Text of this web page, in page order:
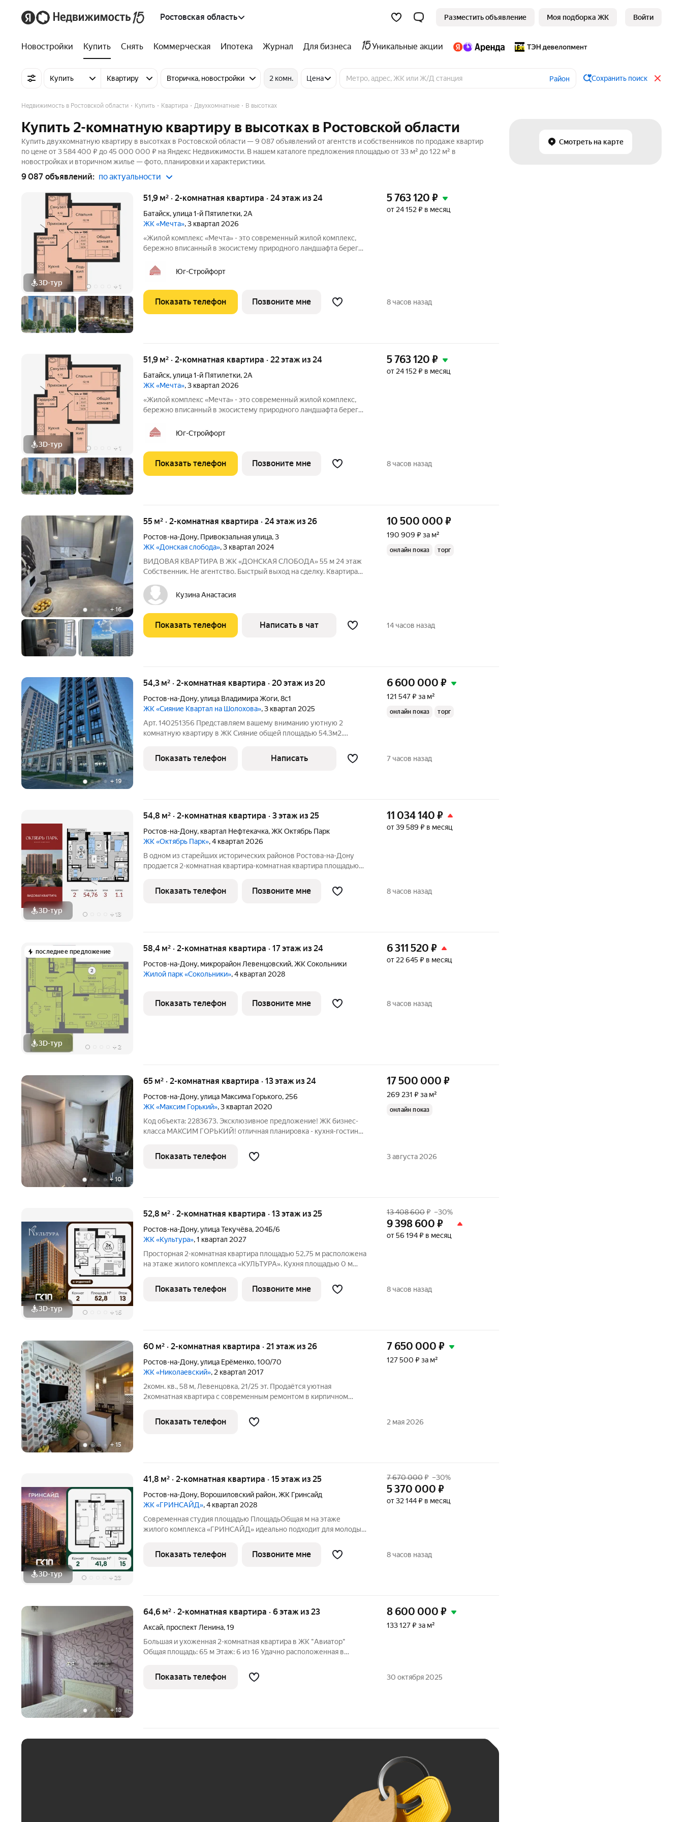
Ростовская область Разместить объявление Моя подборка ЖК Войти
Новостройки Купить Снять Коммерческая Ипотека Журнал Для бизнеса Уникальные акции
Купить Квартиру Вторичка, новостройки 2 комн. Цена Район Сохранить поиск
Смотреть на карте
Недвижимость в Ростовской области Купить Квартира Двухкомнатные В высотках
Купить 2-комнатную квартиру в высотках в Ростовской области
Купить двухкомнатную квартиру в высотках в Ростовской области — 9 087 объявлений от агентств и собственников по продаже квартир
по цене от 3 584 400 ₽ до 45 000 000 ₽ на Яндекс Недвижимости. В нашем каталоге предложения площадью от 33 м² до 122 м² в
новостройках и вторичном жилье — фото, планировки и характеристики.
9 087 объявлений: по актуальности
3D-тур + 1
51,9 м² · 2-комнатная квартира · 24 этаж из 24
Батайск,улица 1-й Пятилетки, 2А
ЖК «Мечта», 3 квартал 2026
«Жилой комплекс «Мечта» - это современный жилой комплекс,
бережно вписанный в экосистему природного ландшафта берега
10-ти минутах езды от центра одного из крупнейших мегаполисов
Юг-Стройфорт
5 763 120 ₽
от 24 152 ₽ в месяц
Показать телефон Позвоните мне 8 часов назад
3D-тур + 1
51,9 м² · 2-комнатная квартира · 22 этаж из 24
Батайск,улица 1-й Пятилетки, 2А
ЖК «Мечта», 3 квартал 2026
«Жилой комплекс «Мечта» - это современный жилой комплекс,
бережно вписанный в экосистему природного ландшафта берега
10-ти минутах езды от центра одного из крупнейших мегаполисов
Юг-Стройфорт
5 763 120 ₽
от 24 152 ₽ в месяц
Показать телефон Позвоните мне 8 часов назад
+ 16
55 м² · 2-комнатная квартира · 24 этаж из 26
Ростов-на-Дону, Привокзальная улица,3
ЖК «Донская слобода», 3 квартал 2024
ВИДОВАЯ КВАРТИРА В ЖК «ДОНСКАЯ СЛОБОДА» 55 м 24 этаж
Собственник. Не агентство. Быстрый выход на сделку. Квартира
владельцами. Всё, что представлено на фото, остаётся новым
хозяевам. Возможна
Кузина Анастасия
10 500 000 ₽
190 909 ₽ за м²
онлайн показ торг
Показать телефон Написать в чат 14 часов назад
+ 19
54,3 м² · 2-комнатная квартира · 20 этаж из 20
Ростов-на-Дону,улица Владимира Жоги,8с1
ЖК «Сияние Квартал на Шолохова», 3 квартал 2025
Арт. 140251356 Представляем вашему вниманию уютную 2
комнатную квартиру в ЖК Сияние общей площадью 54.3м2.
штукатурка, разводка электрики, проложены трассы под сплит
системы и добавлены точки
6 600 000 ₽
121 547 ₽ за м²
онлайн показ торг
Показать телефон Написать 7 часов назад
3D-тур + 13
54,8 м² · 2-комнатная квартира · 3 этаж из 25
Ростов-на-Дону, квартал Нефтекачка,ЖК Октябрь Парк
ЖК «Октябрь Парк», 4 квартал 2026
В одном из старейших исторических районов Ростова-на-Дону
продается 2-комнатная квартира-комнатная квартира площадью
в новом жилом комплексе комфорт-класса «Октябрь Парк» от
девелопера
11 034 140 ₽
от 39 589 ₽ в месяц
Показать телефон Позвоните мне 8 часов назад
последнее предложение
3D-тур + 2
58,4 м² · 2-комнатная квартира · 17 этаж из 24
Ростов-на-Дону, микрорайон Левенцовский,ЖК Сокольники
Жилой парк «Сокольники», 4 квартал 2028
6 311 520 ₽
от 22 645 ₽ в месяц
Показать телефон Позвоните мне 8 часов назад
+10
65 м² · 2-комнатная квартира · 13 этаж из 24
Ростов-на-Дону,улица Максима Горького, 256
ЖК «Максим Горький», 3 квартал 2020
Код объекта: 2283673. Эксклюзивное предложение! ЖК бизнес-
класса МАКСИМ ГОРЬКИЙ! отличная планировка - кухня-гостиная
смонтирована система подогрева пола. Квартира очень светлая -
17 500 000 ₽
269 231 ₽ за м²
онлайн показ
Показать телефон 3 августа 2026
3D-тур + 16
52,8 м² · 2-комнатная квартира · 13 этаж из 25
Ростов-на-Дону,улица Текучёва, 204Б/6
ЖК «Культура», 1 квартал 2027
Просторная 2-комнатная квартира площадью 52,75 м расположена
на этаже жилого комплекса «КУЛЬТУРА». Кухня площадью 0 м
жилые комнаты общей площадью 13,45/14,03 м обеспечивают
комфортное
13 408 600₽ –30%
9 398 600 ₽
от 56 194 ₽ в месяц
Показать телефон Позвоните мне 8 часов назад
+ 15
60 м² · 2-комнатная квартира · 21 этаж из 26
Ростов-на-Дону,улица Ерёменко,100/70
ЖК «Николаевский», 2 квартал 2017
2комн. кв., 58 м, Левенцовка, 21/25 эт. Продаётся уютная
2комнатная квартира с современным ремонтом в кирпичном
санузел, лоджия; остаётся встроенная кухня с техникой, мебель,
шкафы,
7 650 000 ₽
127 500 ₽ за м²
Показать телефон 2 мая 2026
3D-тур + 23
41,8 м² · 2-комнатная квартира · 15 этаж из 25
Ростов-на-Дону, Ворошиловский район,ЖК Гринсайд
ЖК «ГРИНСАЙД», 4 квартал 2028
Современная студия площадью ПлощадьОбщая м на этаже
жилого комплекса «ГРИНСАЙД» идеально подходит для молодых
инструментом для инвестиций. Общая жилая площадь 14,87 м
позволяет создать уютное
7 670 000₽ –30%
5 370 000 ₽
от 32 144 ₽ в месяц
Показать телефон Позвоните мне 8 часов назад
+18
64,6 м² · 2-комнатная квартира · 6 этаж из 23
Аксай, проспект Ленина,19
Большая и ухоженная 2-комнатная квартира в ЖК "Авиатор"
Общая площадь: 65 м Этаж: 6 из 16 Удачно расположенная в
подземным паркингом. Вся инфраструктура в пешей доступности.
Локация где любая
8 600 000 ₽
133 127 ₽ за м²
Показать телефон 30 октября 2025